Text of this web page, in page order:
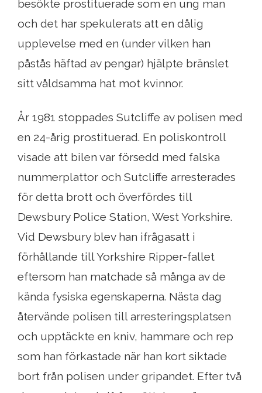
besökte prostituerade som en ung man
och det har spekulerats att en dålig
upplevelse med en (under vilken han
påstås häftad av pengar) hjälpte bränslet
sitt våldsamma hat mot kvinnor.
År 1981 stoppades Sutcliffe av polisen med
en 24-årig prostituerad. En poliskontroll
visade att bilen var försedd med falska
nummerplattor och Sutcliffe arresterades
för detta brott och överfördes till
Dewsbury Police Station, West Yorkshire.
Vid Dewsbury blev han ifrågasatt i
förhållande till Yorkshire Ripper-fallet
eftersom han matchade så många av de
kända fysiska egenskaperna. Nästa dag
återvände polisen till arresteringsplatsen
och upptäckte en kniv, hammare och rep
som han förkastade när han kort siktade
bort från polisen under gripandet. Efter två